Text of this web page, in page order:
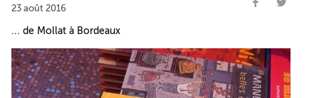
23 août 2016
... de Mollat à Bordeaux